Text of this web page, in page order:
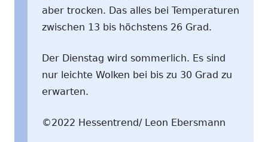
aber trocken. Das alles bei Temperaturen
zwischen 13 bis höchstens 26 Grad.
Der Dienstag wird sommerlich. Es sind
nur leichte Wolken bei bis zu 30 Grad zu
erwarten.
©2022 Hessentrend/ Leon Ebersmann